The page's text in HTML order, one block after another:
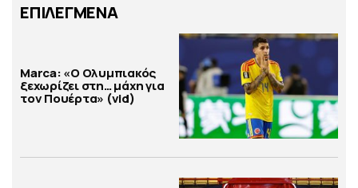
ΕΠΙΛΕΓΜΕΝΑ
Marca: «Ο Ολυμπιακός
ξεχωρίζει στη… μάχη για
τον Πουέρτα» (vid)